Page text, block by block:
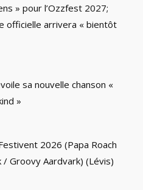
» pour l’Ozzfest 2027;
officielle arrivera « bientôt
sa nouvelle chanson «
»
2026 (Papa Roach
/ Groovy Aardvark) (Lévis)